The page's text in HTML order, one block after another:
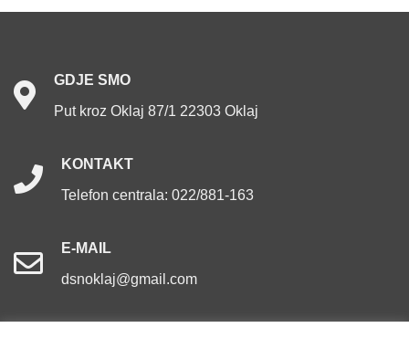
GDJE SMO
Put kroz Oklaj 87/1 22303 Oklaj
KONTAKT
Telefon centrala: 022/881-163
E-MAIL
dsnoklaj@gmail.com